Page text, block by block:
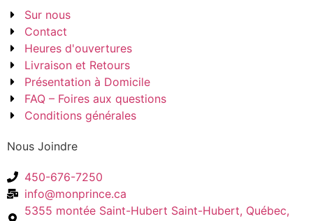
Sur nous
Contact
Heures d'ouvertures
Livraison et Retours
Présentation à Domicile
FAQ – Foires aux questions
Conditions générales
Nous Joindre
450-676-7250
info@monprince.ca
5355 montée Saint-Hubert Saint-Hubert, Québec,